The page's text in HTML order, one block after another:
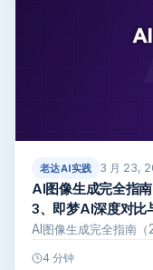
老达AI实践 3 月 23,
AI图像生成完全指
3、即梦AI深度对比
AI图像生成完全指南
4 分钟